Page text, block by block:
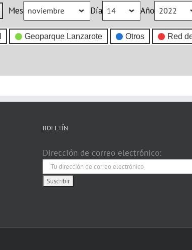
Mes Día Año
Geoparque Lanzarote Otros Red
BOLETÍN
Dirección de correo electrónico: